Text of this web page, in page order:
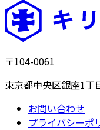
〒104-0061
東京都中央区銀座1丁
お問い合わせ
プライバシーポ